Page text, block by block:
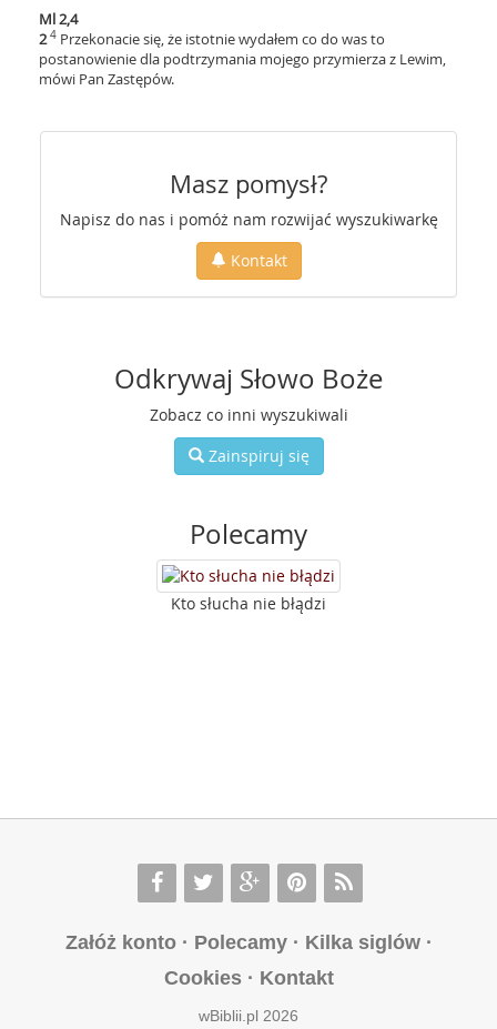
Ml 2,4
2 4 Przekonacie się, że istotnie wydałem co do was to
postanowienie dla podtrzymania mojego przymierza z Lewim,
mówi Pan Zastępów.
Masz pomysł?
Napisz do nas i pomóż nam rozwijać wyszukiwarkę
Kontakt
Odkrywaj Słowo Boże
Zobacz co inni wyszukiwali
Zainspiruj się
Polecamy
Kto słucha nie błądzi
Załóż konto· Polecamy· Kilka siglów·
Cookies· Kontakt
wBiblii.pl 2026